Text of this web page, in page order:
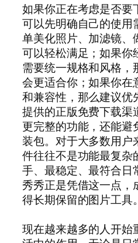
如果你正在考虑是否要
可以先明确自己的使用
单美化照片、加滤镜、
可以轻松满足；如果你
需要统一规格和风格，
会更适合你；如果你在
和兼容性，那么建议优
提供的正版免费下载渠
更完整的功能，还能避
装包。对于大多数用户
件往往不是功能最复杂
手、最稳定、最符合日
秀秀正是凭借这一点，
得长期保留的图片工具。
现在越来越多的人开始